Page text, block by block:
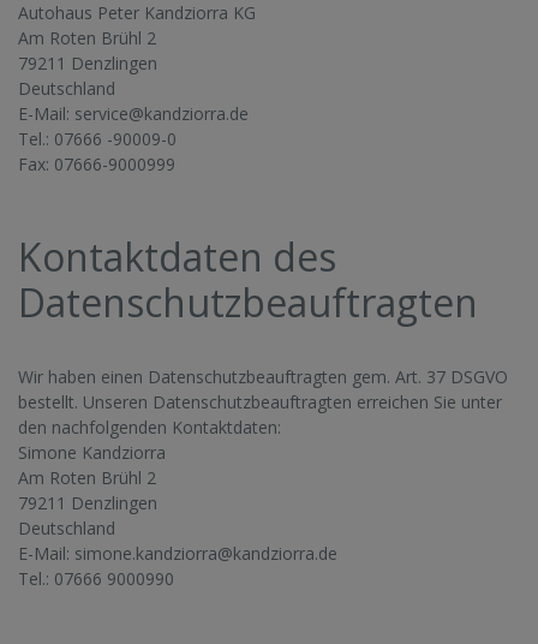
Autohaus Peter Kandziorra KG
Am Roten Brühl 2
79211 Denzlingen
Deutschland
E-Mail: service@kandziorra.de
Tel.: 07666 -90009-0
Fax: 07666-9000999
Kontaktdaten des
Datenschutzbeauftragten
Wir haben einen Datenschutzbeauftragten gem. Art. 37 DSGVO
bestellt. Unseren Datenschutzbeauftragten erreichen Sie unter
den nachfolgenden Kontaktdaten:
Simone Kandziorra
Am Roten Brühl 2
79211 Denzlingen
Deutschland
E-Mail: simone.kandziorra@kandziorra.de
Tel.: 07666 9000990